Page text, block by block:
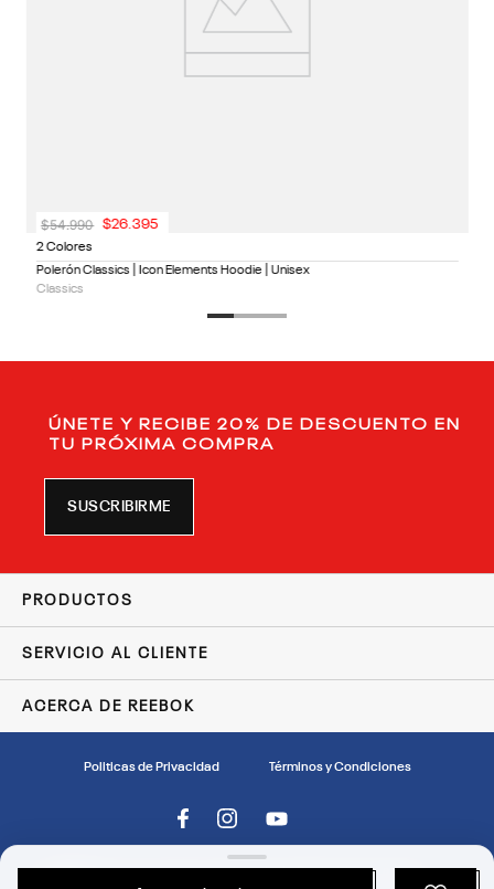
2 Colores
Polerón Classics | Icon Elements Hoodie | Unisex
Classics
$54.990 $26.395
ÚNETE Y RECIBE 20% DE DESCUENTO EN
TU PRÓXIMA COMPRA
SUSCRIBIRME
PRODUCTOS
SERVICIO AL CLIENTE
ACERCA DE REEBOK
Politicas de Privacidad Términos y Condiciones
Reebok™ es una marca registrada de Reebok International